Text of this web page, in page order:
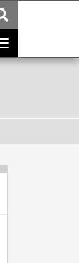
Toggle
navigation